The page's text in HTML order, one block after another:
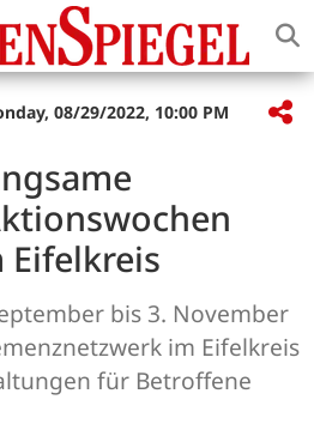
08/29/2022, 10:00 PM
Eifelkreis
bis 3. November
im Eifelkreis
für Betroffene